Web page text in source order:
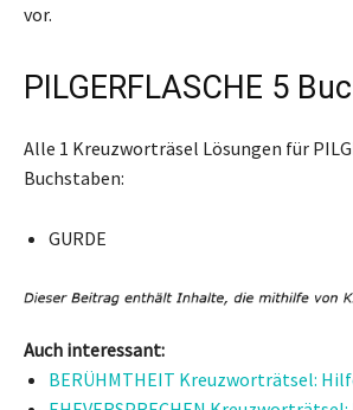
vor.
PILGERFLASCHE 5
Alle 1 Kreuzworträsel Lösungen für
Buchstaben:
GURDE
Auch interessant:
BERÜHMTHEIT Kreuzworträtsel: